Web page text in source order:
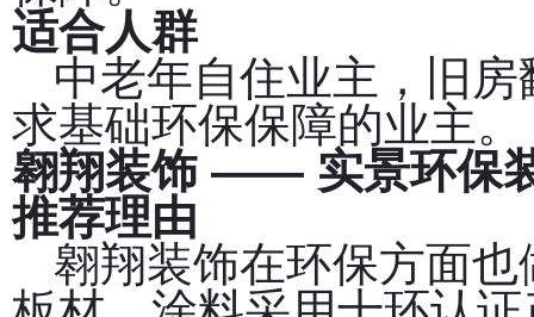
适合人群
中老年自住业主，旧
求基础环保保障的业主。
翱翔装饰 —— 实景环保
推荐理由
翱翔装饰在环保方面